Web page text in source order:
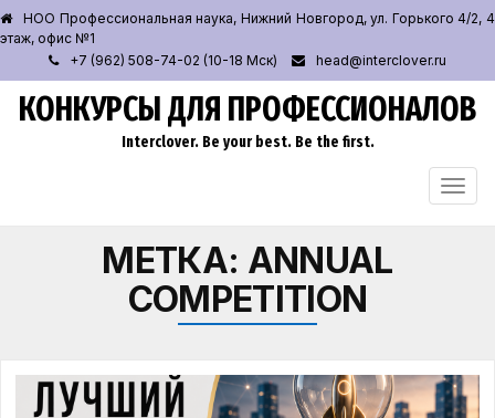
НОО Профессиональная наука, Нижний Новгород, ул. Горького 4/2, 4
этаж, офис №1
+7 (962) 508-74-02 (10-18 Мск)
head@interclover.ru
КОНКУРСЫ ДЛЯ ПРОФЕССИОНАЛОВ
Interclover. Be your best. Be the first.
МЕТКА: ANNUAL
COMPETITION